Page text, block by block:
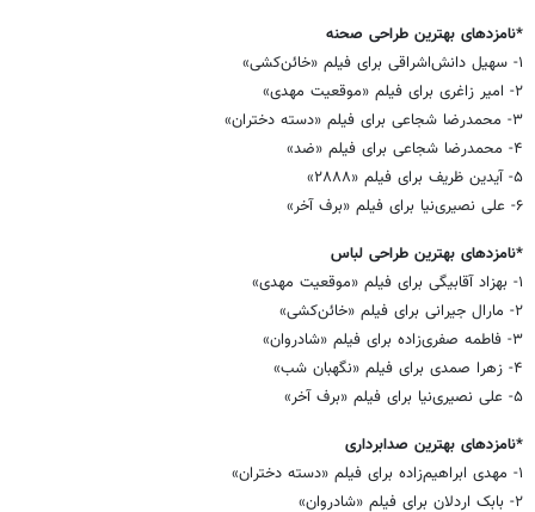
*نامزدهای بهترین طراحی صحنه
۱- سهیل دانش‌اشراقی برای فیلم «خائن‌کشی»
۲- امیر زاغری برای فیلم «موقعیت مهدی»
۳- محمدرضا شجاعی برای فیلم «دسته دختران»
۴- محمدرضا شجاعی برای فیلم «ضد»
۵- آیدین ظریف برای فیلم «۲۸۸۸»
۶- علی نصیری‌نیا برای فیلم «برف آخر»
*نامزدهای بهترین طراحی لباس
۱- بهزاد آقابیگی برای فیلم «موقعیت مهدی»
۲- مارال جیرانی برای فیلم «خائن‌کشی»
۳- فاطمه صفری‌زاده برای فیلم «شادروان»
۴- زهرا صمدی برای فیلم «نگهبان شب»
۵- علی نصیری‌نیا برای فیلم «برف آخر»
*نامزدهای بهترین صدابرداری
۱- مهدی ابراهیم‌زاده برای فیلم «دسته دختران»
۲- بابک اردلان برای فیلم «شادروان»